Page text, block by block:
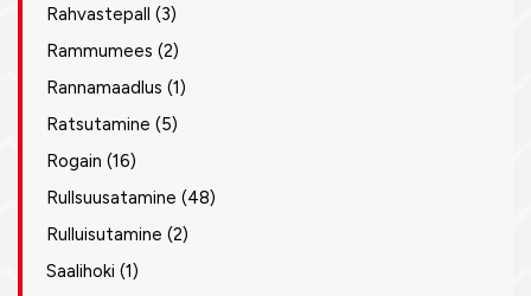
Rahvastepall (3)
Rammumees (2)
Rannamaadlus (1)
Ratsutamine (5)
Rogain (16)
Rullsuusatamine (48)
Rulluisutamine (2)
Saalihoki (1)